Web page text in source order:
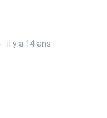
il y a 14 ans